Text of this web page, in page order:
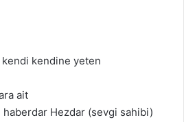
kendi kendine yeten
ait
haberdar Hezdar (sevgi sahibi)